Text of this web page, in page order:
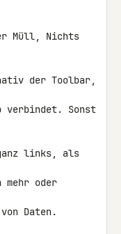
Müll, Nichts
der Toolbar,
verbindet. Sonst
links, als
oder
Daten.